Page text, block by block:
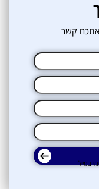
אתכם קשר
במייל